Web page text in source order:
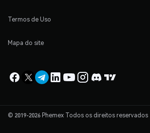
Termos de Uso
Mapa do site
© 2019-2026 Phemex Todos os direitos reservados